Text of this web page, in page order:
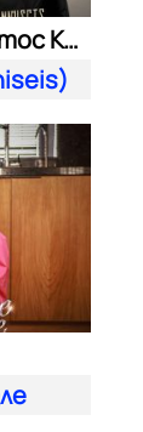
Преслава и Аристос Константину